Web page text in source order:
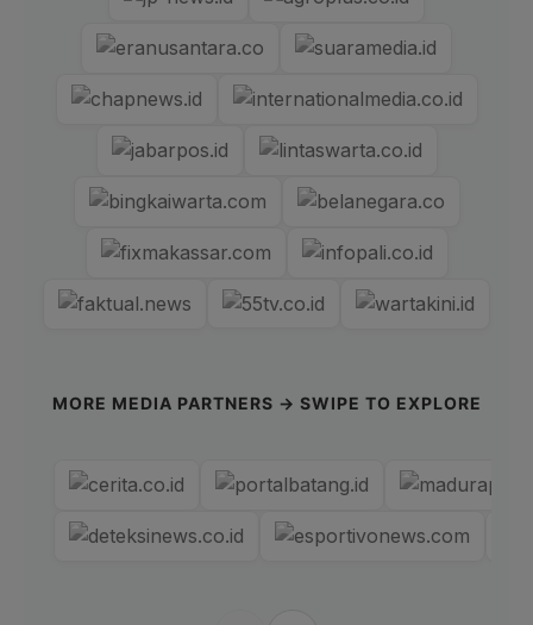
MORE MEDIA PARTNERS → SWIPE TO EXPLORE